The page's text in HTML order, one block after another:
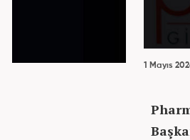
1 Mayıs